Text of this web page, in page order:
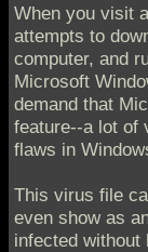
When you visit
attempts to
computer, and
Microsoft
demand that
feature--a lot of
flaws in
This virus file
even show as
infected without